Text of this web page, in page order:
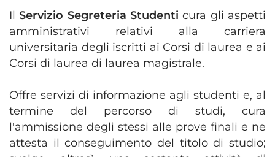
IlServizio Segreteria Studenti cura gli aspetti
amministrativi relativi alla carriera
universitaria degli iscritti ai Corsi di laurea e ai
Corsi di laurea di laurea magistrale.
Offre servizi di informazione agli studenti e, al
termine del percorso di studi, cura
l'ammissione degli stessi alle prove finali e ne
attesta il conseguimento del titolo di studio;